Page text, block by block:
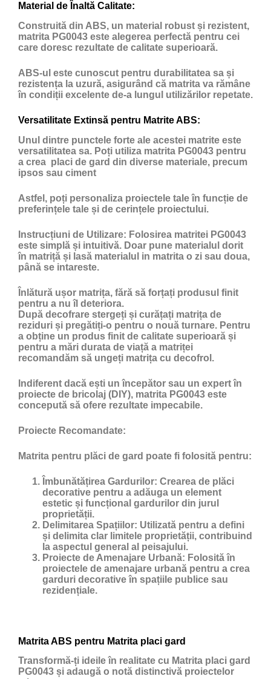
Material de Înaltă Calitate:
Construită din ABS, un material robust și rezistent,
matrita PG0043 este alegerea perfectă pentru cei
care doresc rezultate de calitate superioară.
ABS-ul este cunoscut pentru durabilitatea sa și
rezistența la uzură, asigurând că matrita va rămâne
în condiții excelente de-a lungul utilizărilor repetate.
Versatilitate Extinsă pentru Matrite ABS:
Unul dintre punctele forte ale acestei matrite este
versatilitatea sa. Poți utiliza matrita PG0043 pentru
a crea placi de gard din diverse materiale, precum
ipsos sau ciment
Astfel, poți personaliza proiectele tale în funcție de
preferințele tale și de cerințele proiectului.
Instrucțiuni de Utilizare: Folosirea matritei PG0043
este simplă și intuitivă. Doar pune materialul dorit
în matriță și lasă materialul in matrita o zi sau doua,
până se intareste.
Înlătură ușor matrița, fără să forțați produsul finit
pentru a nu îl deteriora.
După decofrare stergeți și curățați matrița de
reziduri și pregătiți-o pentru o nouă turnare. Pentru
a obține un produs finit de calitate superioară și
pentru a mări durata de viață a matriței
recomandăm să ungeți matrița cu decofrol .
Indiferent dacă ești un începător sau un expert în
proiecte de bricolaj (DIY), matrita PG0043 este
concepută să ofere rezultate impecabile.
Proiecte Recomandate:
Matrita pentru plăci de gard poate fi folosită pentru:
Îmbunătățirea Gardurilor: Crearea de plăci
decorative pentru a adăuga un element
estetic și funcțional gardurilor din jurul
proprietății.
Delimitarea Spațiilor: Utilizată pentru a defini
și delimita clar limitele proprietății, contribuind
la aspectul general al peisajului.
Proiecte de Amenajare Urbană: Folosită în
proiectele de amenajare urbană pentru a crea
garduri decorative în spațiile publice sau
rezidențiale.
Matrita ABS pentru Matrita placi gard
Transformă-ți ideile în realitate cu Matrita placi gard
PG0043 și adaugă o notă distinctivă proiectelor